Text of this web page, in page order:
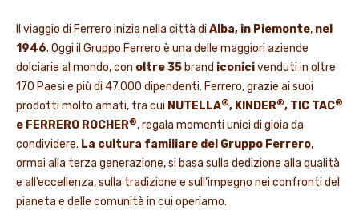
Il viaggio di Ferrero inizia nella città di Alba, in Piemonte, nel
1946. Oggi il Gruppo Ferrero è una delle maggiori aziende
dolciarie al mondo, con oltre 35 brand iconicivenduti in oltre
170 Paesi e più di 47.000 dipendenti. Ferrero, grazie ai suoi
prodotti molto amati, tra cui NUTELLA®, KINDER®, TIC TAC®
e FERRERO ROCHER®, regala momenti unici di gioia da
condividere. La cultura familiare del Gruppo Ferrero,
ormai alla terza generazione, si basa sulla dedizione alla qualità
e all’eccellenza, sulla tradizione e sull’impegno nei confronti del
pianeta e delle comunità in cui operiamo.